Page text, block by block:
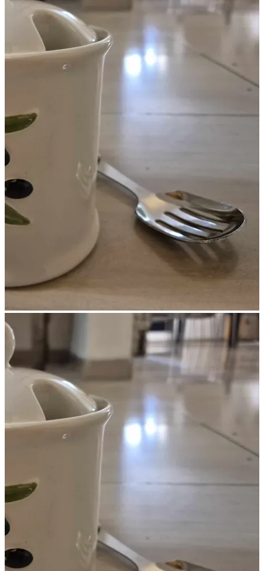
מפורצלן
לבן
זיתים
PROVENCE
מתוצרת
REVOL